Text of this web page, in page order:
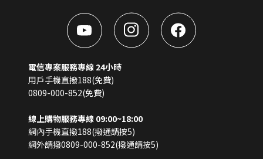
電信專案服務專線 24小時
用戶手機直撥188(免費)
0809-000-852(免費)
線上購物服務專線 09:00~18:00
網內手機直撥188(撥通請按5)
網外請撥0809-000-852(撥通請按5)